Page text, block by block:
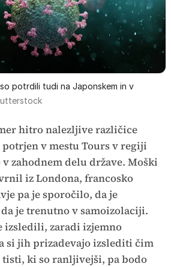
potrdili tudi na Japonskem in v
hitro nalezljive različice
v mestu Tours v regiji
zahodnem delu države. Moški
iz Londona, francosko
pa je sporočilo, da je
je trenutno v samoizolaciji.
izsledili, zaradi izjemno
si jih prizadevajo izslediti čim
tisti, ki so ranljivejši, pa bodo